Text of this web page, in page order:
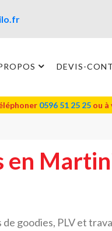
DEVIS-
0596 51 25 25 ou à
en
goodies, PLV et